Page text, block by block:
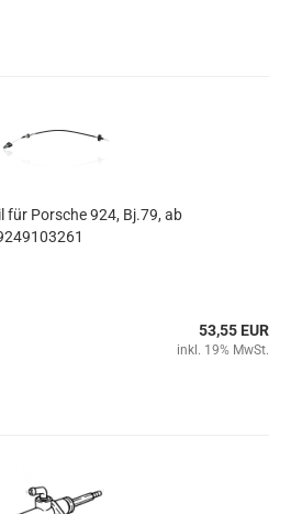
für Porsche 924, Bj.79, ab
53,55 EUR
inkl. 19% MwSt.